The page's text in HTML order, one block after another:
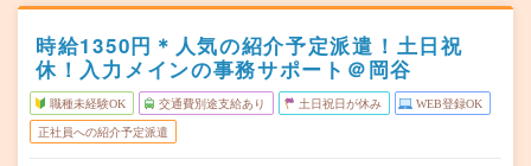
時給1350円＊人気の紹介予定派遣！土日祝
休！入力メインの事務サポート＠岡谷
職種未経験OK 交通費別途支給あり 土日祝日が休み WEB登録OK
正社員への紹介予定派遣